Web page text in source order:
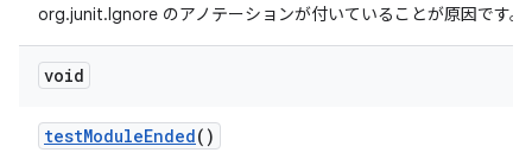
org.junit.Ignore のアノテーションが付いていることが原因です。
void
testModuleEnded()